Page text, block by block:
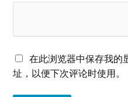
在此浏览器中保存我的
址，以便下次评论时使用。